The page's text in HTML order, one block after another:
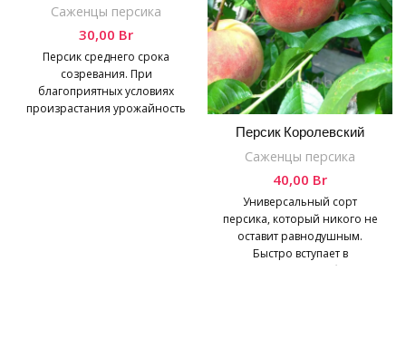
Саженцы персика
30,00 Br
Персик среднего срока
созревания. При
благоприятных условиях
произрастания урожайность
Персик Королевский
Саженцы персика
40,00 Br
Универсальный сорт
персика, который никого не
оставит равнодушным.
Быстро вступает в
плодоношение и обладает